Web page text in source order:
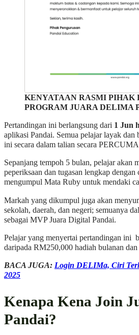
KENYATAAN RASMI PIHAK
PROGRAM JUARA DELIMA
Pertandingan ini berlangsung dari 1 Jun
aplikasi Pandai. Semua pelajar layak
ini secara dalam talian secara
Sepanjang tempoh 5 bulan, pelajar akan
peperiksaan dan tugasan lengkap
mengumpul Mata Ruby untuk mendaki
Markah yang dikumpul juga akan
sekolah, daerah, dan negeri; semuanya
sebagai MVP Juara Digital Pandai.
Pelajar yang menyertai pertandingan ini
daripada RM250,000 hadiah bulanan
BACA JUGA: Login DELIMa, Ciri
2025
Kenapa Kena Join
Pandai?